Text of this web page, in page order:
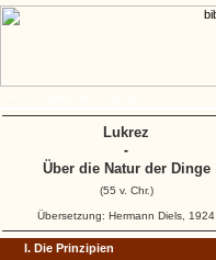
I. Die Prinzipien
Lukrez
-
Über die Natur der Dinge
(55 v. Chr.)
Übersetzung: Hermann Diels, 1924